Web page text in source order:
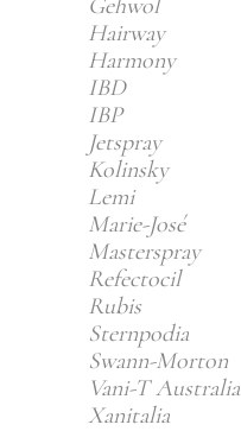
Gehwol
Hairway
Harmony
IBD
IBP
Jetspray
Kolinsky
Lemi
Marie-José
Masterspray
Refectocil
Rubis
Sternpodia
Swann-Morton
Vani-T Australia
Xanitalia